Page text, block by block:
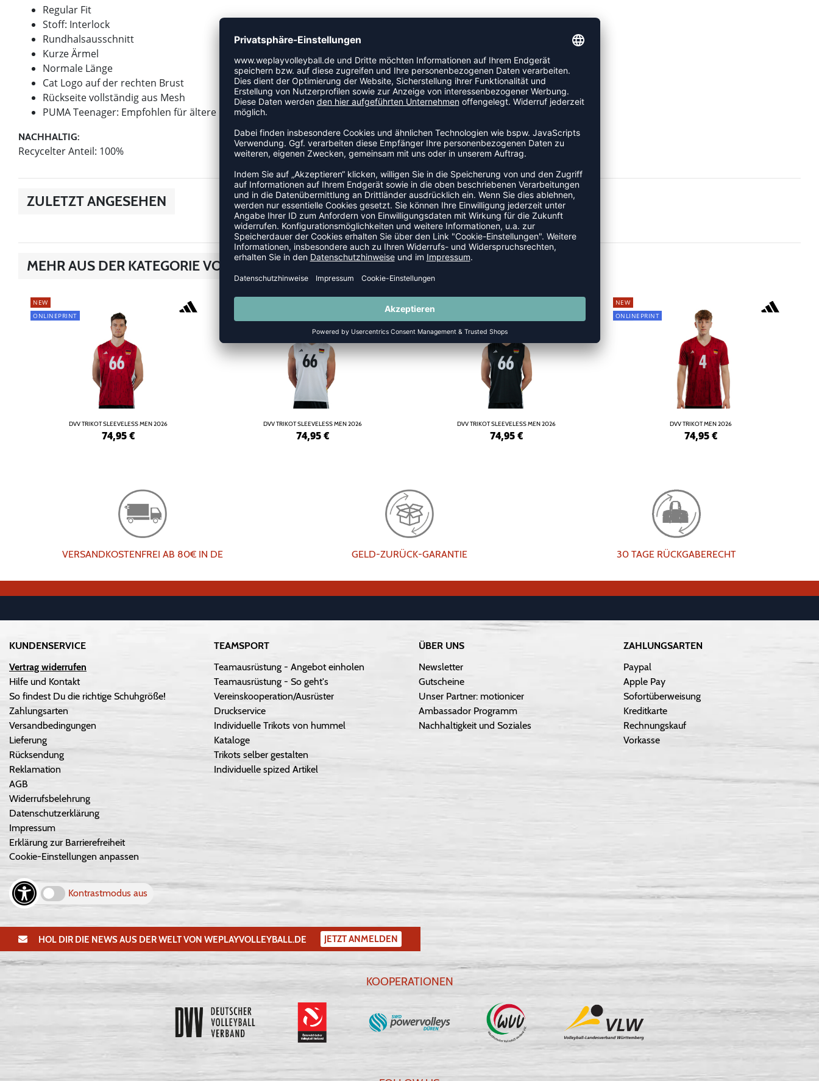
Regular Fit
Stoff: Interlock
Rundhalsausschnitt
Kurze Ärmel
Normale Länge
Cat Logo auf der rechten Brust
Rückseite vollständig aus Mesh
PUMA Teenager: Empfohlen für ältere Kinder und Teenager zwischen 8 und 16 Jahren
NACHHALTIG:
Recycelter Anteil: 100%
ZULETZT ANGESEHEN
MEHR AUS DER KATEGORIE VOLLEYBALLTRIKOTS
NEW
ONLINEPRINT
DVV TRIKOT SLEEVELESS MEN 2026
74,95€
DVV TRIKOT SLEEVELESS MEN 2026
74,95€
DVV TRIKOT SLEEVELESS MEN 2026
74,95€
NEW
ONLINEPRINT
DVV TRIKOT MEN 2026
74,95€
VERSANDKOSTENFREI AB 80€ IN DE GELD-ZURÜCK-GARANTIE 30 TAGE RÜCKGABERECHT
KUNDENSERVICE
Vertrag widerrufen
Hilfe und Kontakt
So findest Du die richtige Schuhgröße!
Zahlungsarten
Versandbedingungen
Lieferung
Rücksendung
Reklamation
AGB
Widerrufsbelehrung
Datenschutzerklärung
Impressum
Erklärung zur Barrierefreiheit
Cookie-Einstellungen anpassen
Kontrastmodus aus
TEAMSPORT
Teamausrüstung - Angebot einholen
Teamausrüstung - So geht's
Vereinskooperation/Ausrüster
Druckservice
Individuelle Trikots von hummel
Kataloge
Trikots selber gestalten
Individuelle spized Artikel
ÜBER UNS
Newsletter
Gutscheine
Unser Partner: motionicer
Ambassador Programm
Nachhaltigkeit und Soziales
ZAHLUNGSARTEN
Paypal
Apple Pay
Sofortüberweisung
Kreditkarte
Rechnungskauf
Vorkasse
HOL DIR DIE NEWS AUS DER WELT VON WEPLAYVOLLEYBALL.DE JETZT ANMELDEN
KOOPERATIONEN